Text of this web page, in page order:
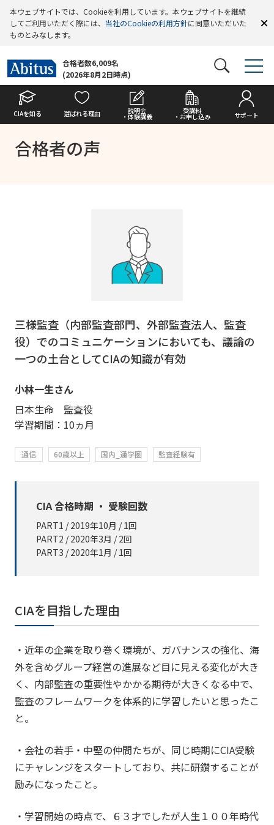
本ウェブサイトでは、Cookieを利用しています。本ウェブサイトを継続
してご利用いただく際には、 当社のCookieの利用方針に同意いただいた
ものとみなします。
合格者数6,009名
(2026年8月2日時点)
CIAを知る 選ばれる理由 説明会
・体験講義
受講料
・お申し込み サポート
合格者の声
三様監査（内部監査部門、外部監査法人、監査
役）でのコミュニケーションにおいても、議論の
一つの土台としてCIAの知識が有効
小林一生さん
日本生命 監査役
学習期間：10ヵ月
通信 60歳以上 国内_通学圏 監査経験有
CIA 合格時期 ・ 受験回数
PART1 / 2019年10月 / 1回
PART2 / 2020年3月 / 2回
PART3 / 2020年1月 / 1回
CIAを目指した理由
・近年の企業を取り巻く環境が、ガバナンスの強化、海
外を含めグループ経営の進展など目に見える変化が大き
く、内部監査の重要性やかかる期待が大きくなる中で、
監査のフレームワークを体系的に学習したいと思ったこ
と。
・会社の若手・中堅の仲間たちが、同じ時期にCIA受験
にチャレンジをスタートしており、共に研鑽することが
励みになったこと。
・学習開始の時点で、６３才でしたが人生１００年時代